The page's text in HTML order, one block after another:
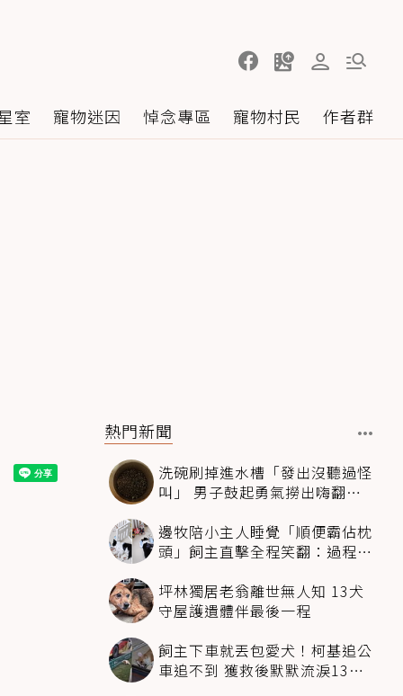
室 寵物迷因 悼念專區 寵物村民 作者群
熱門新聞
洗碗刷掉進水槽「發出沒聽過怪
叫」 男子鼓起勇氣撈出嗨翻：
邊牧陪小主人睡覺「順便霸佔枕
頭」飼主直擊全程笑翻：過程絲
坪林獨居老翁離世無人知 13犬
守屋護遺體伴最後一程
飼主下車就丟包愛犬！柯基追公
車追不到 獲救後默默流淚13萬